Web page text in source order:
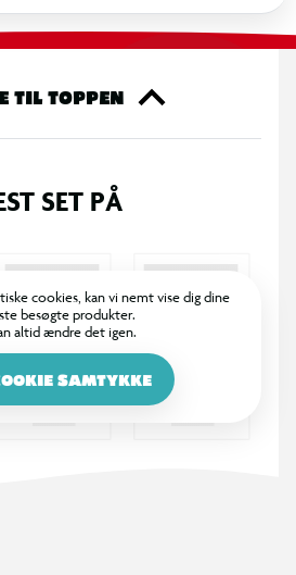
og lad den begynde at grave
den ekstremt kraftfulde løftegrab!
flytte en masse jord og starte
AA-batterier. Fra 3 år og op.
og kør
byggepladsen
TIL TOPPEN
SET PÅ
cookies, kan vi nemt vise dig dine
besøgte produkter.
altid ændre det igen.
SAMTYKKE